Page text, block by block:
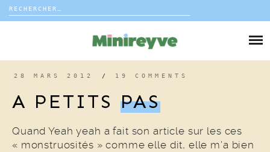
Rechercher :
DÉCO
VOYAGE
28 MARS 2012 / 19 COMMENTS
A PETITS PAS
Quand Yeah yeah a fait son article sur les ces
« monstruosités » comme elle dit, elle m’a bien